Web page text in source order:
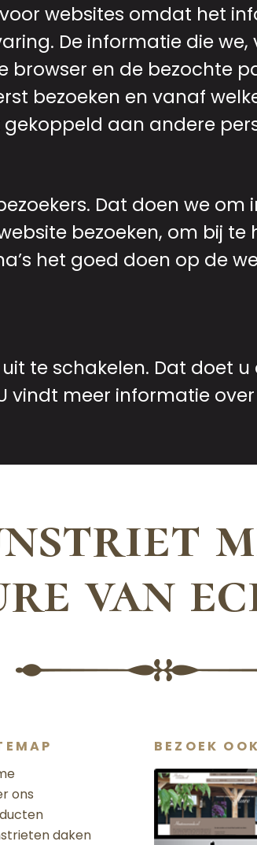
websites omdat het
De informatie die
en de bezochte
bezoeken en vanaf
aan andere
Dat doen we
bezoeken, om bij
het goed doen op de
te schakelen. Dat doet
vindt meer informatie
van
ons
daken
BEZOEK